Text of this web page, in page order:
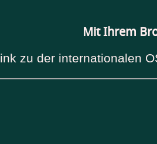
Mit Ihrem
zu der internationalen